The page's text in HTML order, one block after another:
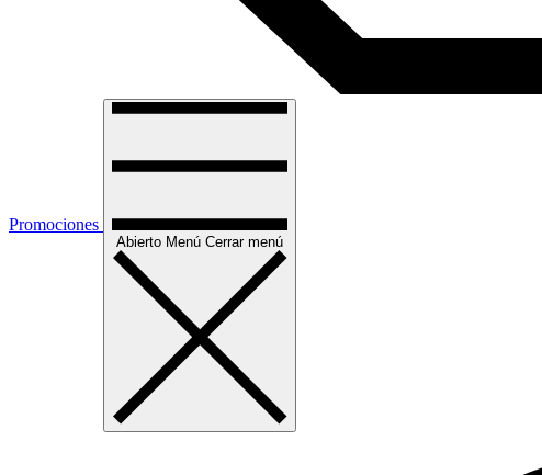
Promociones
Abierto Menú Cerrar menú